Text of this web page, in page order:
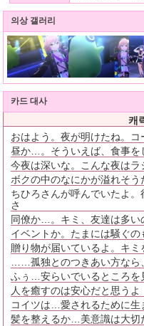
의상 갤러리
카드 대사
캐
おはよう。夜が明けたね。コ
昼か…。そういえば、食事を
今夜は深いな。こんな夜は
ボクの中のなにかが溢れそ
ちひろさんが呼んでいたよ
さ
同僚か…。キミ、友達は多い
イベントか。たまには騒ぐ
贈り物が届いているよ。キ
……孤独とのつきあい方なら
ふぅ…安らいでいるところを
人を癒すのは安心だと思うよ
コイツは…愛されるために生
髪を整えるか…美意識は大切